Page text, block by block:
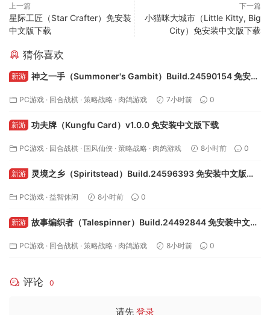
上一篇
星际工匠（Star Crafter）免安装
中文版下载
下一篇
小猫咪大城市（Little Kitty, Big
City）免安装中文版下载
猜你喜欢
新游 神之一手（Summoner's Gambit）Build.24590154 免安装
PC游戏 · 回合战棋 · 策略战略 · 肉鸽游戏 7小时前 0
新游 功夫牌（Kungfu Card）v1.0.0 免安装中文版下载
PC游戏 · 回合战棋 · 国风仙侠 · 策略战略 · 肉鸽游戏 8小时前 0
新游
灵境之乡（Spiritstead）Build.24596393 免安装中文版下
PC游戏 · 益智休闲 8小时前 0
新游 故事编织者（Talespinner）Build.24492844 免安装中文版
PC游戏 · 回合战棋 · 策略战略 · 肉鸽游戏 8小时前 0
评论 0
请先 登录